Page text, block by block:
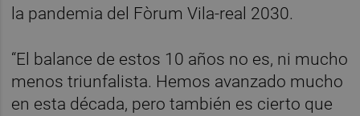
la pandemia del Fòrum Vila-real 2030.
“El balance de estos 10 años no es, ni mucho
menos triunfalista. Hemos avanzado mucho
en esta década, pero también es cierto que